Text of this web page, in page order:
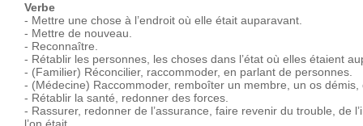
Verbe
- Mettre une chose à l’endroit où elle était auparavant.
- Mettre de nouveau.
- Reconnaître.
- Rétablir les personnes, les choses dans l’état où elles étaient
- (Familier) Réconcilier, raccommoder, en parlant de personnes.
- (Médecine) Raccommoder, remboîter un membre, un os démis,
- Rétablir la santé, redonner des forces.
- Rassurer, redonner de l’assurance, faire revenir du trouble, de